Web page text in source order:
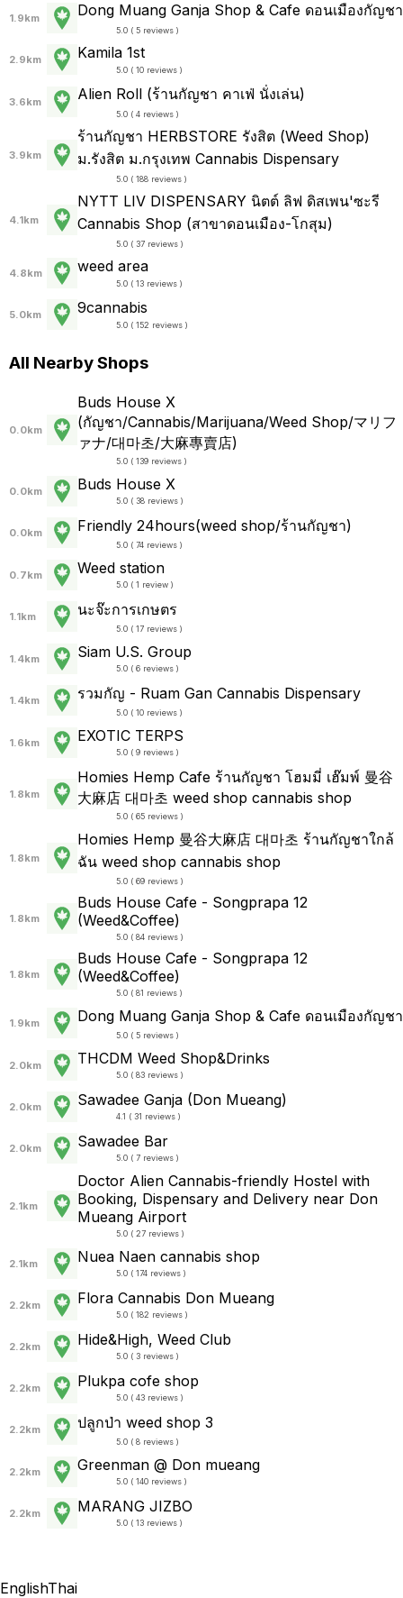
1.9km Dong Muang Ganja Shop & Cafe ดอนเมืองกัญชา
5.0 ( 5 reviews )
2.9km Kamila 1st
5.0 ( 10 reviews )
3.6km Alien Roll (ร้านกัญชา คาเฟ่ นั่งเล่น)
5.0 ( 4 reviews )
3.9km
ร้านกัญชา HERBSTORE รังสิต (Weed Shop)
ม.รังสิต ม.กรุงเทพ Cannabis Dispensary
5.0 ( 188 reviews )
4.1km
NYTT LIV DISPENSARY นิตต์ ลิฟ ดิสเพน'ซะรี
Cannabis Shop (สาขาดอนเมือง-โกสุม)
5.0 ( 37 reviews )
4.8km weed area
5.0 ( 13 reviews )
5.0km 9cannabis
5.0 ( 152 reviews )
All Nearby Shops
0.0km
Buds House X
(กัญชา/Cannabis/Marijuana/Weed Shop/マリフ
ァナ/대마초/大麻專賣店)
5.0 ( 139 reviews )
0.0km Buds House X
5.0 ( 38 reviews )
0.0km Friendly 24hours(weed shop/ร้านกัญชา)
5.0 ( 74 reviews )
0.7km Weed station
5.0 ( 1 review )
1.1km นะจ๊ะการเกษตร
5.0 ( 17 reviews )
1.4km Siam U.S. Group
5.0 ( 6 reviews )
1.4km รวมกัญ - Ruam Gan Cannabis Dispensary
5.0 ( 10 reviews )
1.6km EXOTIC TERPS
5.0 ( 9 reviews )
1.8km
Homies Hemp Cafe ร้านกัญชา โฮมมี่ เฮ๊มพ์ 曼谷
大麻店 대마초 weed shop cannabis shop
5.0 ( 65 reviews )
1.8km
Homies Hemp 曼谷大麻店 대마초 ร้านกัญชาใกล้
ฉัน weed shop cannabis shop
5.0 ( 69 reviews )
1.8km
Buds House Cafe - Songprapa 12
(Weed&Coffee)
5.0 ( 84 reviews )
1.8km
Buds House Cafe - Songprapa 12
(Weed&Coffee)
5.0 ( 81 reviews )
1.9km Dong Muang Ganja Shop & Cafe ดอนเมืองกัญชา
5.0 ( 5 reviews )
2.0km THCDM Weed Shop&Drinks
5.0 ( 83 reviews )
2.0km Sawadee Ganja (Don Mueang)
4.1 ( 31 reviews )
2.0km Sawadee Bar
5.0 ( 7 reviews )
2.1km
Doctor Alien Cannabis-friendly Hostel with
Booking, Dispensary and Delivery near Don
Mueang Airport
5.0 ( 27 reviews )
2.1km Nuea Naen cannabis shop
5.0 ( 174 reviews )
2.2km Flora Cannabis Don Mueang
5.0 ( 182 reviews )
2.2km Hide&High, Weed Club
5.0 ( 3 reviews )
2.2km Plukpa cofe shop
5.0 ( 43 reviews )
2.2km ปลูกป่า weed shop 3
5.0 ( 8 reviews )
2.2km Greenman @ Don mueang
5.0 ( 140 reviews )
2.2km MARANG JIZBO
5.0 ( 13 reviews )
EnglishThai